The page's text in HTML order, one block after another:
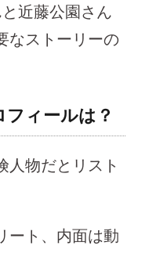
近藤公園さん
なストーリーの
ィールは？
人物だとリスト
ート、内面は動